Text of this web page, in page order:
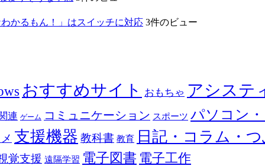
かるもん！」はスイッチに対応 3件のビュー
おすすめサイト おもちゃ アシステ
連 ゲーム コミュニケーション スポーツ パソコン
支援機器 教科書 教育
日記・コラム・
覚支援 遠隔学習 電子図書 電子工作